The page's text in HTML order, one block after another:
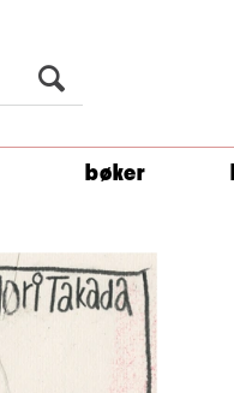
bøker